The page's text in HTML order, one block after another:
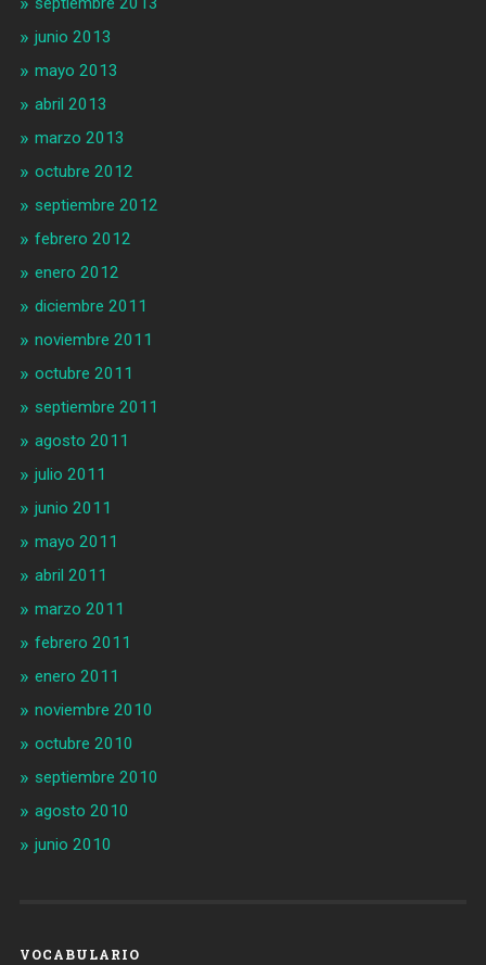
junio 2013
mayo 2013
abril 2013
marzo 2013
octubre 2012
septiembre 2012
febrero 2012
enero 2012
diciembre 2011
noviembre 2011
octubre 2011
septiembre 2011
agosto 2011
julio 2011
junio 2011
mayo 2011
abril 2011
marzo 2011
febrero 2011
enero 2011
noviembre 2010
octubre 2010
septiembre 2010
agosto 2010
junio 2010
VOCABULARIO